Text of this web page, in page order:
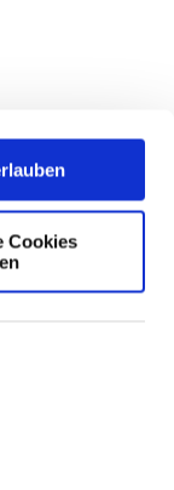
Cookies